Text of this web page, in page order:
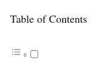
Table of Contents